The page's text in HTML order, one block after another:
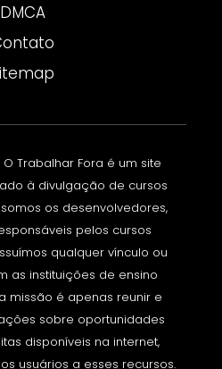
DMCA
O Trabalhar Fora é um site
à divulgação de cursos
os desenvolvedores,
pelos cursos
qualquer vínculo ou
as instituições de ensino
missão é apenas reunir e
sobre oportunidades
disponíveis na internet,
usuários a esses recursos.